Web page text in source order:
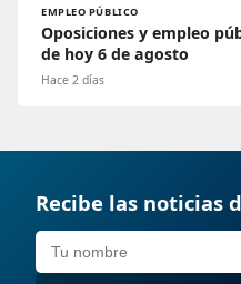
EMPLEO PÚBLICO
Oposiciones y empleo
de hoy 6 de agosto
Hace 2 días
Recibe las noticias